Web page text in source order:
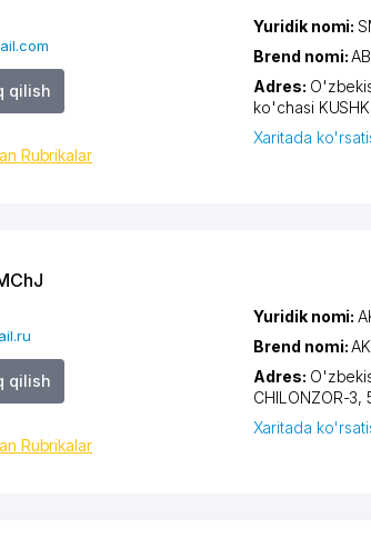
qilish
Rubrikalar
Yuridik nomi:
Brend nomi:
Adres:
ko'chasi
Xaritada
qilish
Rubrikalar
Yuridik nomi:
Brend nomi:
Adres:
CHILONZOR-3,
Xaritada